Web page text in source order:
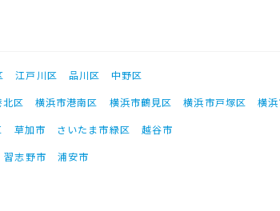
江戸川区 品川区
中野区
区 横浜市港南区 横浜市鶴見区 横浜市戸塚区
横
草加市 さいたま市緑区
越谷市
習志野市 浦安市